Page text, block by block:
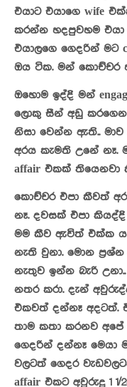
එයාට එයාගෙ wife
කරන්න හදපුවහම එයා
එයාලගෙ ගෙදරින් මට
ඔය ටික. මන් කොච්චර
ඔහොම ඉද්දි මන්
ලොකු සීන් අඩු
නිසා වෙන්න ඇති..
අරය කැමති උනේ නෑ.
affair එකක් තියෙනවා
කොච්චර එපා කීවත්
නෑ. දවසක් එපා
මම කීව ඇවිත් එක්ක
නැති වුනා. මොන
නැතුව ඉන්න බැරි
නතර කරා. දැන්
එකවත් දන්නෑ අදටත්.
තාම කතා කරනව
ගෙදරින් දන්නෑ මෙයා
වලටත් ගෙදර
affair එකට අවුරුදු 1